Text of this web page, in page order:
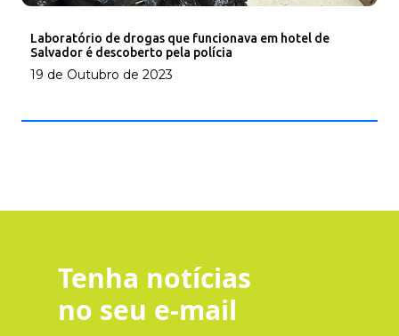
Laboratório de drogas que funcionava em hotel de
Salvador é descoberto pela polícia
19 de Outubro de 2023
Tenha notícias
no seu e-mail